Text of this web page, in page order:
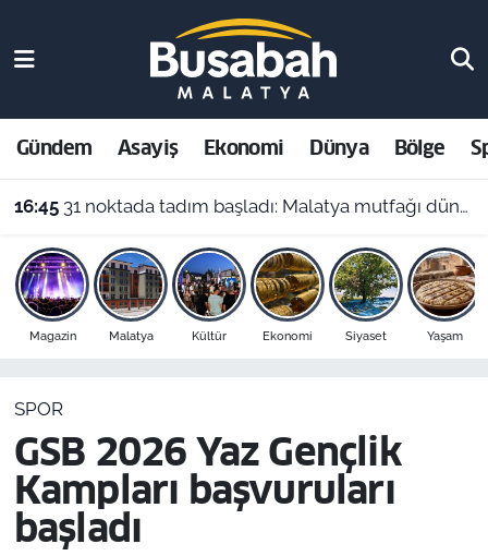
Gündem Asayiş Ekonomi Dünya Bölge
16:45 31 noktada tadım başladı: Malatya mutfağı dünya sahnesine çıkıyor
Magazin Malatya Kültür Ekonomi Siyaset Yaşam
SPOR
GSB 2026 Yaz Gençlik
Kampları başvuruları
başladı
Asayiş
Ekonomi
Dünya
Bölge
Resmi İlanlar
Malatya Nöbetçi Eczaneler
Malatya Hava Durumu
Malatya Namaz Vakitleri
Malatya Trafik Yoğunluk Haritası
Süper Lig Puan Durumu ve Fikstür
Son Dakika Haberleri
Haber Arşivi